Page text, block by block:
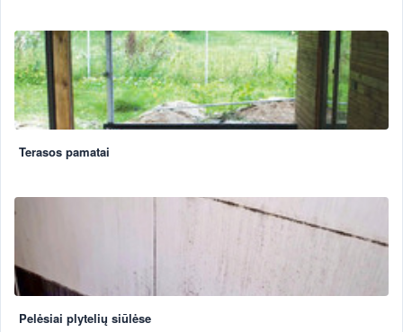
Terasos pamatai
Pelėsiai plytelių siūlėse